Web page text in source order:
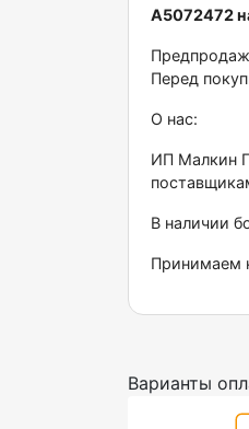
А5072472
Пeред
О наc:
ИП Maлкин
В наличии
Принимаем
Варианты